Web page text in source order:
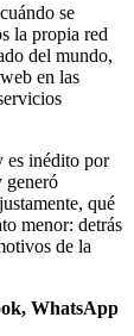
se
la propia red
del mundo,
en las
es inédito por
generó
qué
menor: detrás
de la
WhatsApp